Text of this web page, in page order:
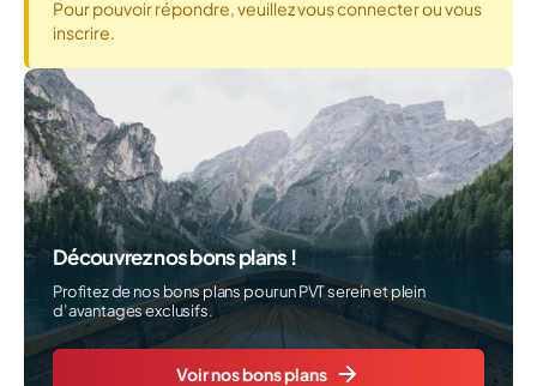
Pour pouvoir répondre, veuillez vous connecter ou vous
inscrire.
Découvrez nos bons plans !
Profitez de nos bons plans pour un PVT serein et plein
d’avantages exclusifs.
Voir nos bons plans